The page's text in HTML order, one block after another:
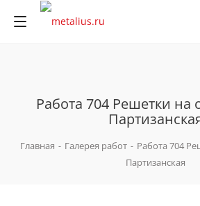
Работа 704 Решетки на
Главная - Галерея работ - Работа 704
Партизанская